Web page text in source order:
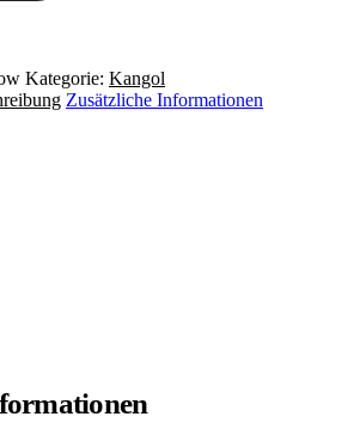
Kategorie: Kangol
Zusätzliche Informationen